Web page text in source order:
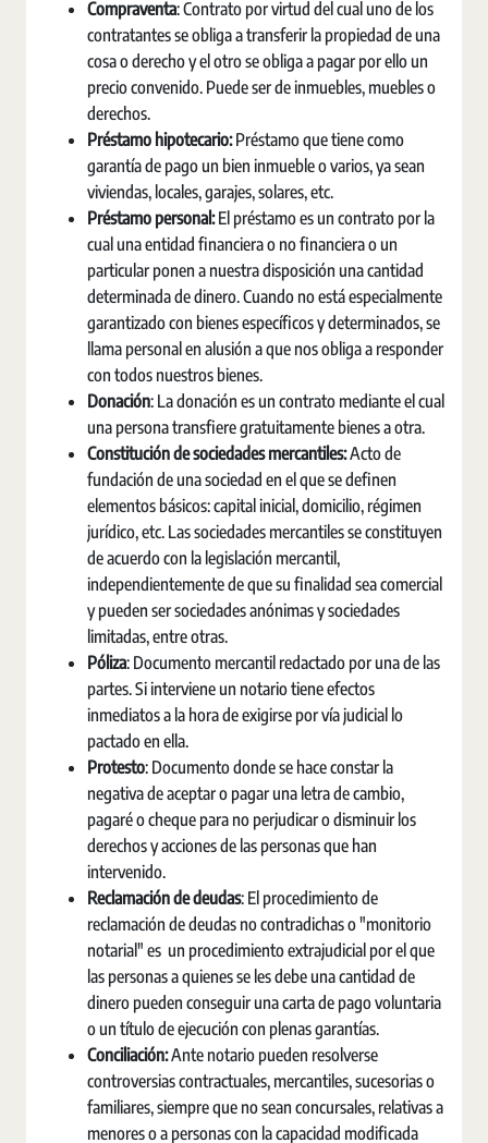
Compraventa: Contrato por virtud del cual uno de los
contratantes se obliga a transferir la propiedad de una
cosa o derecho y el otro se obliga a pagar por ello un
precio convenido. Puede ser de inmuebles, muebles o
derechos.
Préstamo hipotecario:Préstamo que tiene como
garantía de pago un bien inmueble o varios, ya sean
viviendas, locales, garajes, solares, etc.
Préstamo personal:El préstamo es un contrato por la
cual una entidad financiera o no financiera o un
particular ponen a nuestra disposición una cantidad
determinada de dinero. Cuando no está especialmente
garantizado con bienes específicos y determinados, se
llama personal en alusión a que nos obliga a responder
con todos nuestros bienes.
Donación: La donación es un contrato mediante el cual
una persona transfiere gratuitamente bienes a otra.
Constitución de sociedades mercantiles:Acto de
fundación de una sociedad en el que se definen
elementos básicos: capital inicial, domicilio, régimen
jurídico, etc. Las sociedades mercantiles se constituyen
de acuerdo con la legislación mercantil,
independientemente de que su finalidad sea comercial
y pueden ser sociedades anónimas y sociedades
limitadas, entre otras.
Póliza: Documento mercantil redactado por una de las
partes. Si interviene un notario tiene efectos
inmediatos a la hora de exigirse por vía judicial lo
pactado en ella.
Protesto: Documento donde se hace constar la
negativa de aceptar o pagar una letra de cambio,
pagaré o cheque para no perjudicar o disminuir los
derechos y acciones de las personas que han
intervenido.
Reclamación de deudas: El procedimiento de
reclamación de deudas no contradichas o "monitorio
notarial" es un procedimiento extrajudicial por el que
las personas a quienes se les debe una cantidad de
dinero pueden conseguir una carta de pago voluntaria
o un título de ejecución con plenas garantías.
Conciliación:Ante notario pueden resolverse
controversias contractuales, mercantiles, sucesorias o
familiares, siempre que no sean concursales, relativas a
menores o a personas con la capacidad modificada